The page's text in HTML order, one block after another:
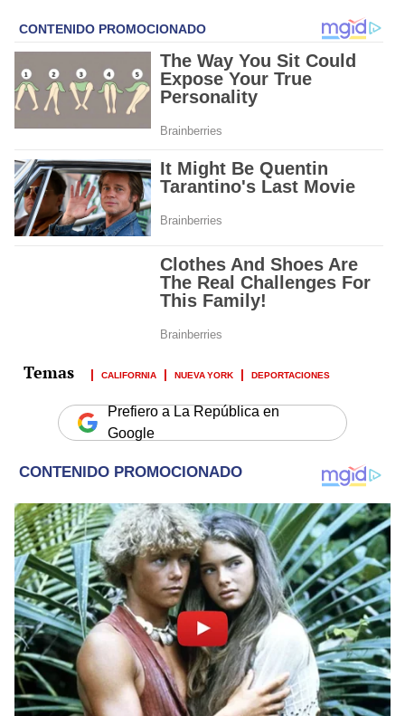
CALIFORNIA NUEVA YORK DEPORTACIONES
Prefiero a La República en
Google